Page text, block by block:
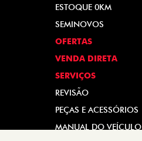
ESTOQUE 0KM
SEMINOVOS
OFERTAS
VENDA DIRETA
SERVIÇOS
REVISÃO
PEÇAS E ACESSÓRIOS
MANUAL DO VEÍCULO